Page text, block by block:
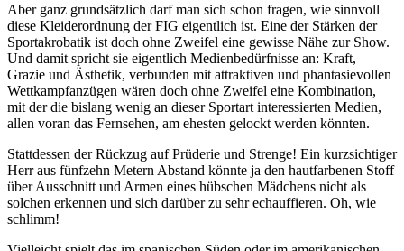
Aber ganz grundsätzlich darf man sich schon fragen, wie sinnvoll
diese Kleiderordnung der FIG eigentlich ist. Eine der Stärken der
Sportakrobatik ist doch ohne Zweifel eine gewisse Nähe zur Show.
Und damit spricht sie eigentlich Medienbedürfnisse an: Kraft,
Grazie und Ästhetik, verbunden mit attraktiven und phantasievollen
Wettkampfanzügen wären doch ohne Zweifel eine Kombination,
mit der die bislang wenig an dieser Sportart interessierten Medien,
allen voran das Fernsehen, am ehesten gelockt werden könnten.
Stattdessen der Rückzug auf Prüderie und Strenge! Ein kurzsichtiger
Herr aus fünfzehn Metern Abstand könnte ja den hautfarbenen Stoff
über Ausschnitt und Armen eines hübschen Mädchens nicht als
solchen erkennen und sich darüber zu sehr echauffieren. Oh, wie
schlimm!